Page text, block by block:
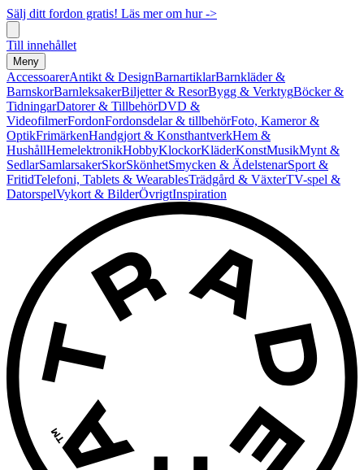
Sälj ditt fordon gratis! Läs mer om hur ->
Till innehållet
Meny
AccessoarerAntikt & DesignBarnartiklarBarnkläder &
BarnskorBarnleksakerBiljetter & ResorBygg & VerktygBöcker &
TidningarDatorer & TillbehörDVD &
VideofilmerFordonFordonsdelar & tillbehörFoto, Kameror &
OptikFrimärkenHandgjort & KonsthantverkHem &
HushållHemelektronikHobbyKlockorKläderKonstMusikMynt &
SedlarSamlarsakerSkorSkönhetSmycken & ÄdelstenarSport &
FritidTelefoni, Tablets & WearablesTrädgård & VäxterTV-spel &
DatorspelVykort & BilderÖvrigtInspiration